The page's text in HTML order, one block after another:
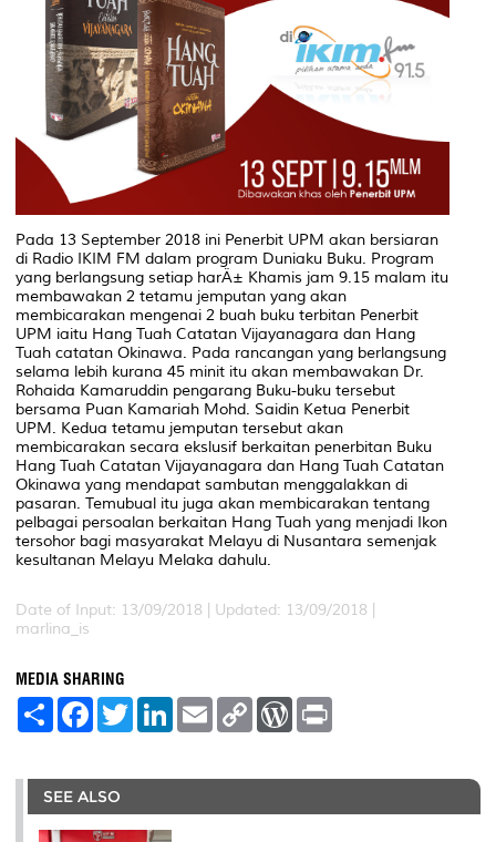
Pada 13 September 2018 ini Penerbit UPM akan bersiaran
di Radio IKIM FM dalam program Duniaku Buku. Program
yang berlangsung setiap harÄ± Khamis jam 9.15 malam itu
membawakan 2 tetamu jemputan yang akan
membicarakan mengenai 2 buah buku terbitan Penerbit
UPM iaitu Hang Tuah Catatan Vijayanagara dan Hang
Tuah catatan Okinawa. Pada rancangan yang berlangsung
selama lebih kurana 45 minit itu akan membawakan Dr.
Rohaida Kamaruddin pengarang Buku-buku tersebut
bersama Puan Kamariah Mohd. Saidin Ketua Penerbit
UPM. Kedua tetamu jemputan tersebut akan
membicarakan secara ekslusif berkaitan penerbitan Buku
Hang Tuah Catatan Vijayanagara dan Hang Tuah Catatan
Okinawa yang mendapat sambutan menggalakkan di
pasaran. Temubual itu juga akan membicarakan tentang
pelbagai persoalan berkaitan Hang Tuah yang menjadi Ikon
tersohor bagi masyarakat Melayu di Nusantara semenjak
kesultanan Melayu Melaka dahulu.
Date of Input: 13/09/2018 | Updated: 13/09/2018 |
marlina_is
MEDIA SHARING
S
e
F
a
b
o
o
k
T
w
t
r
L
e
I
E
m
l
C
L
n
W
P
e
t
SEE ALSO